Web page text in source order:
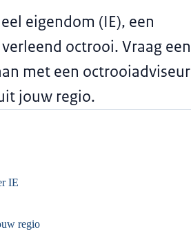
eigendom (IE), een
octrooi. Vraag een
met een octrooiadviseur
jouw regio.
IE
regio